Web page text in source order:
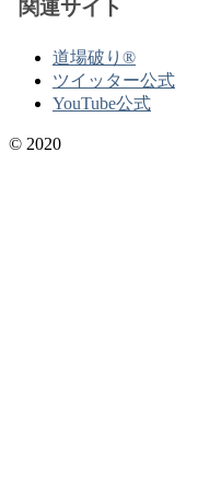
関連サイト
道場破り®
ツイッター公式
YouTube公式
© 2020